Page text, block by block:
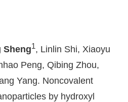
Sheng1, Linlin Shi, Xiaoyu
Peng, Qibing Zhou,
Yang. Noncovalent
by hydroxyl